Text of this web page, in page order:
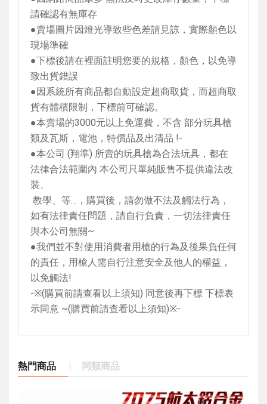
請確認有無庫存
●賣場圖片因燈光導致些色差請見諒，實際顏色以
現場準確
●下標後請在裡面註明您要的規格，顏色，以免導
致出貨錯誤
●因系統所有商品都自動設定超商取貨，而超商取
貨有體積限制，下標前可確認。
●本賣場的3000元以上免運費，不含 部分玩具槍
類及瓦斯，電池，特價品及出清品 !-
●本公司 (翔準) 所賣的玩具槍為合法玩具，都在
法律合法範圍內 本公司只單純販售不提供違法改
裝、
教學、等…，購買後，請勿做不法及觸法行為，
如有法律責任問題，請自行負責，一切法律責任
與本公司無關~
●我們並不對使用消費者用槍的行為及後果負任何
的責任，用槍人需自行注意安全及他人的權益，
以免觸法!
-※(購買前請查看以上須知) 同意後再下標 下標表
示同意 ~(購買前請查看以上須知)※-
熱門商品 同類商品